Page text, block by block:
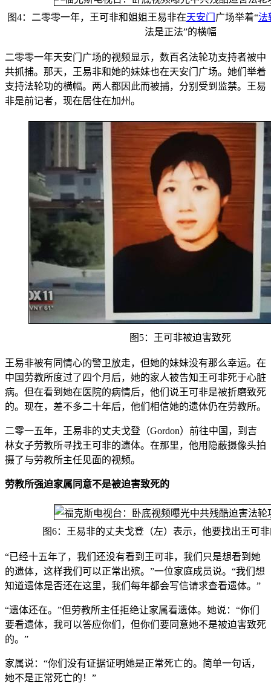
图4：二零零一年，王可非和姐姐王易非在天安门 广场举着“法
法是正法”的横幅
二零零一年天安门广场的视频显示，数百名法轮功支持者被中
共抓捕。那天，王易非和她的妹妹也在天安门广场。她们举着
支持法轮功的横幅。两人都因此而被捕，分别受到监禁。王易
非是前记者，现在居住在加州。
图5：王可非被迫害致死
王易非被有同情心的警卫放走，但她的妹妹没有那么幸运。在
中国劳教所度过了四个月后，她的家人被告知王可非死于心脏
病。但在看到她在医院的病情后，他们说王可非是被折磨致死
的。现在，差不多二十年后，他们相信她的遗体仍在劳教所。
二零一五年，王易非的丈夫戈登（Gordon）前往中国，到吉
林女子劳教所寻找王可非的遗体。在那里，他用隐蔽摄像头拍
摄了与劳教所主任见面的视频。
劳教所强迫家属同意不是被迫害致死的
图6：王易非的丈夫戈登（左）表示，他要找出王可
“已经十五年了，我们还没有看到王可非，我们只是想看到她
的遗体，这样我们可以正常出殡。”一位家庭成员说。“我们想
知道遗体是否还在这里，我们每年都会写信请求查看遗体。”
“遗体还在。”但劳教所主任拒绝让家属看遗体。她说：“你们
要看遗体，我可以答应你们，但你们要同意她不是被迫害致死
的。”
家属说：“你们没有证据证明她是正常死亡的。简单一句话，
她不是正常死亡的！”